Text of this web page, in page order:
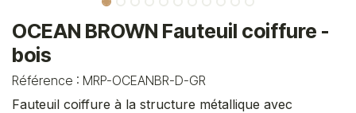
OCEAN BROWN Fauteuil coiffure -
bois
Référence : MRP-OCEANBR-D-GR
Fauteuil coiffure à la structure métallique avec